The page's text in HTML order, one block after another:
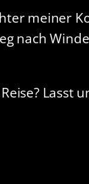
meiner
nach
Lasst